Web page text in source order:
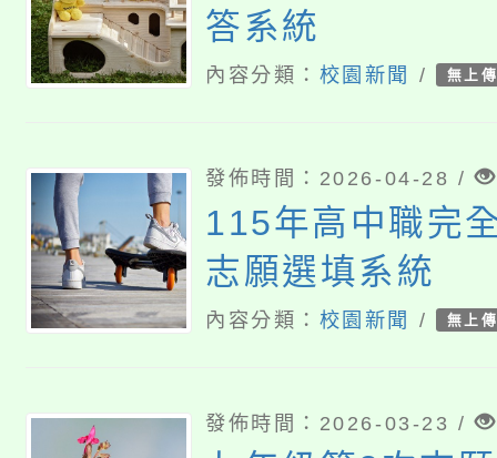
答系統
內容分類： 校園新聞 / 無上
發佈時間：2026-04-28 /
115年高中職完
志願選填系統
內容分類： 校園新聞 / 無上
發佈時間：2026-03-23 /